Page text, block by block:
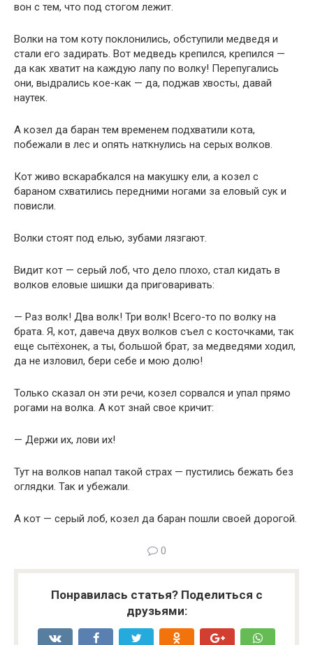
вон с тем, что под стогом лежит.
Волки на том коту поклонились, обступили медведя и
стали его задирать. Вот медведь крепился, крепился —
да как хватит на каждую лапу по волку! Перепугались
они, выдрались кое-как — да, поджав хвосты, давай
наутек.
А козел да баран тем временем подхватили кота,
побежали в лес и опять наткнулись на серых волков.
Кот живо вскарабкался на макушку ели, а козел с
бараном схватились передними ногами за еловый сук и
повисли.
Волки стоят под елью, зубами лязгают.
Видит кот — серый лоб, что дело плохо, стал кидать в
волков еловые шишки да приговаривать:
— Раз волк! Два волк! Три волк! Всего-то по волку на
брата. Я, кот, давеча двух волков съел с косточками, так
еще сытёхонек, а ты, большой брат, за медведями ходил,
да не изловил, бери себе и мою долю!
Только сказал он эти речи, козел сорвался и упал прямо
рогами на волка. А кот знай свое кричит:
— Держи их, лови их!
Тут на волков напал такой страх — пустились бежать без
оглядки. Так и убежали.
А кот — серый лоб, козел да баран пошли своей дорогой.
0
Понравилась статья? Поделиться с
друзьями: